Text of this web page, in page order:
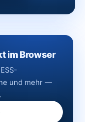
im Browser
und mehr —